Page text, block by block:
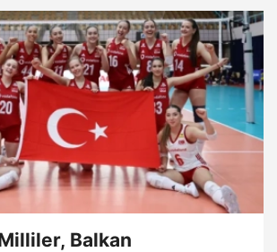
Milliler, Balkan